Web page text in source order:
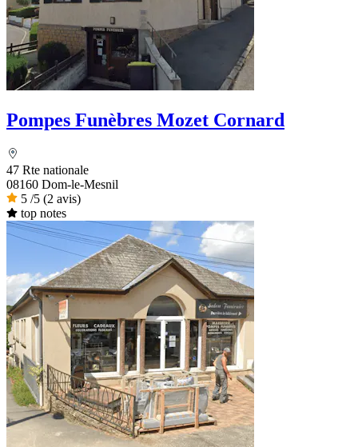
Pompes Funèbres Mozet Cornard
47 Rte nationale
08160 Dom-le-Mesnil
5 /5 (2 avis)
top notes